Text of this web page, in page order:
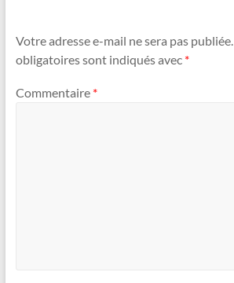
Votre adresse e-mail ne sera pas publiée.
obligatoires sont indiqués avec *
Commentaire *